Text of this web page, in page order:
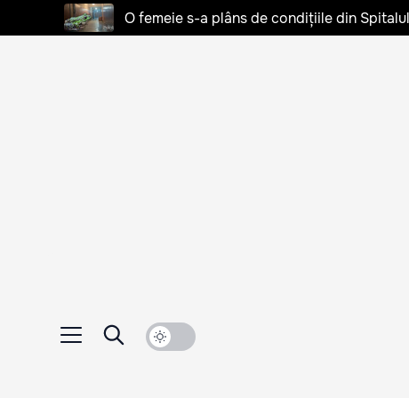
O femeie s-a plâns de condițiile din